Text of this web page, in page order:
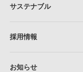
サステナブル
採用情報
お知らせ